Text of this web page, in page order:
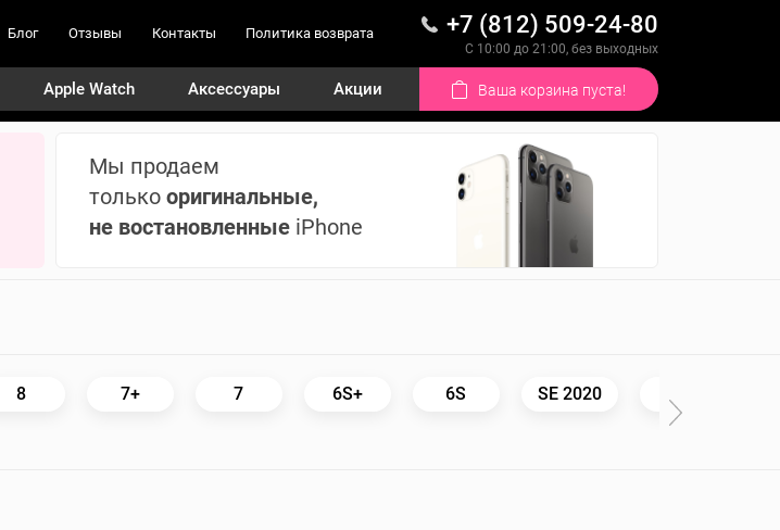
Блог Отзывы Контакты Политика возврата +7 (812) 509-24-80
С 10:00 до 21:00, без выходных
Apple Watch Аксессуары Акции Ваша корзина пуста!
Мы продаем
только оригинальные,
не востановленные iPhone
8 7+ 7 6S+ 6S SE 2020